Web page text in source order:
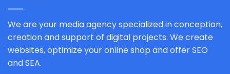
We are your media agency specialized in conception,
creation and support of digital projects. We create
websites, optimize your online shop and offer SEO
and SEA.